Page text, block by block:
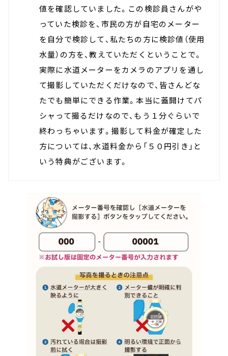
値を確認していました。この検診員さんがや
っていた検診を、市民の方が自宅のメーター
を自分で検診して、私たちの方に検診値（使用
水量）の方を、教えていただくということで。
実際に水道メーターをカメラのアプリを通し
て撮影していただくだけなので、皆さんどな
たでも簡単にできる作業。本当に蓋開けてパ
シャって撮るだけなので、もう１分ぐらいで
終わっちゃいます。撮影して料金が確定した
方については、水道料金から「５０円引き」と
いう特典がございます。